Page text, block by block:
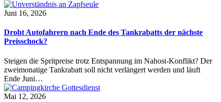
Juni 16, 2026
Droht Autofahrern nach Ende des Tankrabatts der nächste
Preisschock?
Steigen die Spritpreise trotz Entspannung im Nahost-Konflikt? Der
zweimonatige Tankrabatt soll nicht verlängert werden und läuft
Ende Juni…
Mai 12, 2026